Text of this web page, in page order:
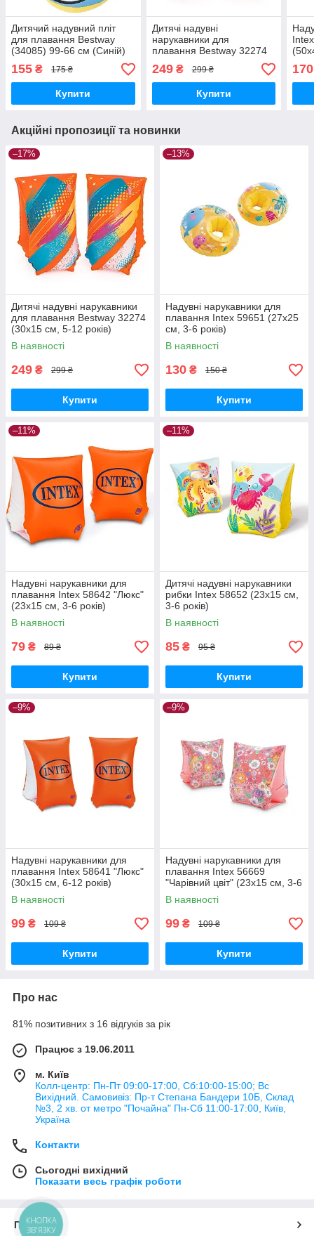
Дитячий надувний пліт
для плавання Bestway
(34085) 99-66 см (Синій)
155 ₴ 175 ₴
Купити
Дитячі надувні
нарукавники для
плавання Bestway 32274
(30х15 см, 5-12 років)
249₴ 299 ₴
Купити
170
Акційні пропозиції та новинки
–17%
Дитячі надувні нарукавники
для плавання Bestway 32274
(30х15 см, 5-12 років)
В наявності
249 ₴ 299 ₴
Купити
–13%
Надувні нарукавники для
плавання Intex 59651 (27х25
см, 3-6 років)
В наявності
130 ₴ 150 ₴
Купити
–11%
Надувні нарукавники для
плавання Intex 58642 "Люкс"
(23х15 см, 3-6 років)
В наявності
79 ₴ 89 ₴
Купити
–11%
Дитячі надувні нарукавники
рибки Intex 58652 (23х15 см,
3-6 років)
В наявності
85 ₴ 95 ₴
Купити
–9%
Надувні нарукавники для
плавання Intex 58641 "Люкс"
(30х15 см, 6-12 років)
В наявності
99 ₴ 109 ₴
Купити
–9%
Надувні нарукавники для
плавання Intex 56669
"Чарівний цвіт" (23х15 см, 3-6
років)
В наявності
99 ₴ 109 ₴
Купити
Про нас
81% позитивних з 16 відгуків за рік
Працює з 19.06.2011
м. Київ
Колл-центр: Пн-Пт 09:00-17:00, Сб:10:00-15:00; Вс
Вихідний. Самовивіз: Пр-т Степана Бандери 10Б, Склад
№3, 2 хв. от метро "Почайна" Пн-Cб 11:00-17:00, Київ,
Україна
Контакти
Сьогодні вихідний
Показати весь графік роботи
Про нас
КНОПКА
ЗВ'ЯЗКУ